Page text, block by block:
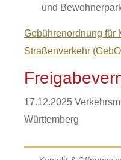
und
Gebührenordnung für
Straßenverkehr
17.12.2025
Württemberg